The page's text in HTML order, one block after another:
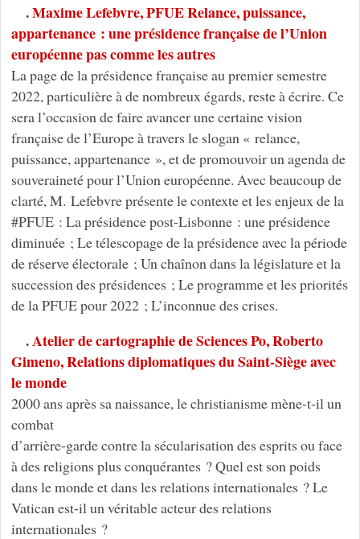
.Maxime Lefebvre, PFUE Relance, puissance,
appartenance : une présidence française de l’Union
européenne pas comme les autres
La page de la présidence française au premier semestre
2022, particulière à de nombreux égards, reste à écrire. Ce
sera l’occasion de faire avancer une certaine vision
française de l’Europe à travers le slogan « relance,
puissance, appartenance », et de promouvoir un agenda de
souveraineté pour l’Union européenne. Avec beaucoup de
clarté, M. Lefebvre présente le contexte et les enjeux de la
#PFUE : La présidence post-Lisbonne : une présidence
diminuée ; Le télescopage de la présidence avec la période
de réserve électorale ; Un chaînon dans la législature et la
succession des présidences ; Le programme et les priorités
de la PFUE pour 2022 ; L’inconnue des crises.
.Atelier de cartographie de Sciences Po, Roberto
Gimeno, Relations diplomatiques du Saint-Siège avec
le monde
2000 ans après sa naissance, le christianisme mène-t-il un
combat
d’arrière-garde contre la sécularisation des esprits ou face
à des religions plus conquérantes ? Quel est son poids
dans le monde et dans les relations internationales ? Le
Vatican est-il un véritable acteur des relations
internationales ?